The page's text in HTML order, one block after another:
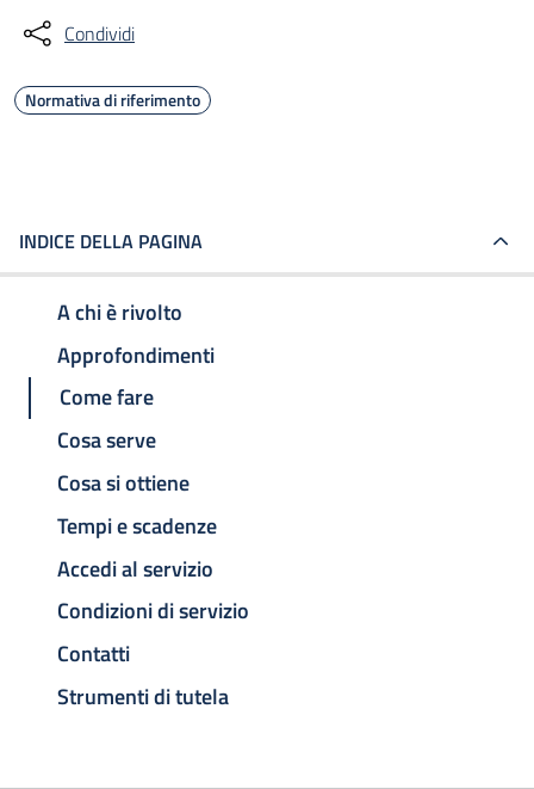
Condividi
Normativa di riferimento
INDICE DELLA PAGINA
A chi è rivolto
Approfondimenti
Come fare
Cosa serve
Cosa si ottiene
Tempi e scadenze
Accedi al servizio
Condizioni di servizio
Contatti
Strumenti di tutela